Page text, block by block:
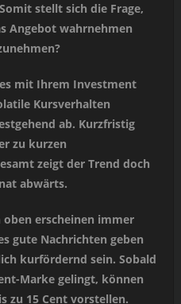
stellt sich die Frage,
Angebot wahrnehmen
mit Ihrem Investment
Kursverhalten
ab. Kurzfristig
zu kurzen
zeigt der Trend doch
abwärts.
oben erscheinen immer
gute Nachrichten geben
kurfördernd sein. Sobald
Marke gelingt, können
zu 15 Cent vorstellen.